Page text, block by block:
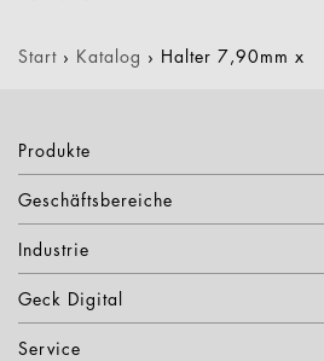
Start › Katalog › Halter 7,90mm x
Produkte
Geschäftsbereiche
Industrie
Geck Digital
Service